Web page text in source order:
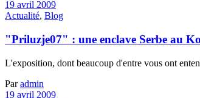
19 avril 2009
Actualité, Blog
"Priluzje07" : une enclave Serbe au
L'exposition, dont beaucoup d'entre vous ont
Paradmin
19 avril 2009